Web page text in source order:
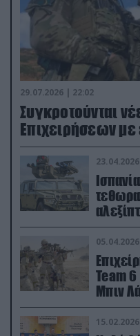
29.07.2026 | 22:02
Συγκροτούνται
Επιχειρήσεων
23.04.2026
ορμή
05.04.2026
Team 6
Μπιν
15.02.2026